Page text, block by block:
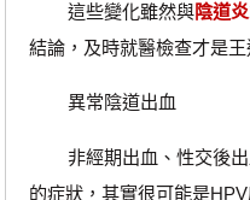
這些變化雖然與陰道炎
結論，及時就醫檢查才是王
異常陰道出血
非經期出血、性交後出
的症狀，其實很可能是